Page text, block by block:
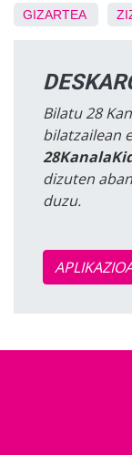
GIZARTEA
Bilatu 28
bilatzailean
dizuten
duzu.